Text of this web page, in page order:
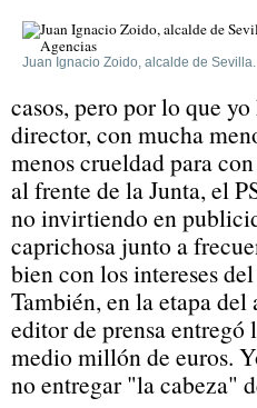
Juan Ignacio Zoido, alcalde de
casos, pero por lo que
director, con mucha
menos crueldad para
al frente de la Junta, el
no invirtiendo en
caprichosa junto a
bien con los intereses
También, en la etapa
editor de prensa
medio millón de euros.
no entregar "la cabeza"